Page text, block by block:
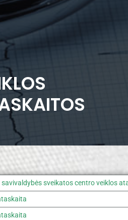
sveikatos centro veiklos